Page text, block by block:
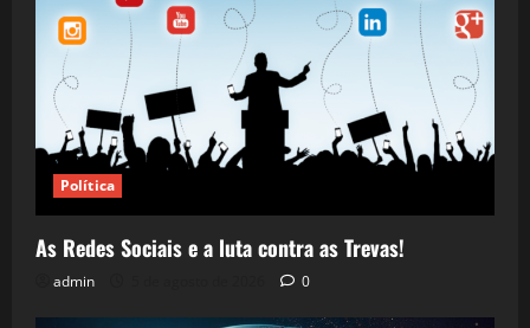
Política
As Redes Sociais e a luta contra as Trevas!
admin 0